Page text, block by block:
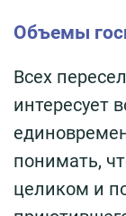
Объемы
Всех
интересует
понимать,
целиком и